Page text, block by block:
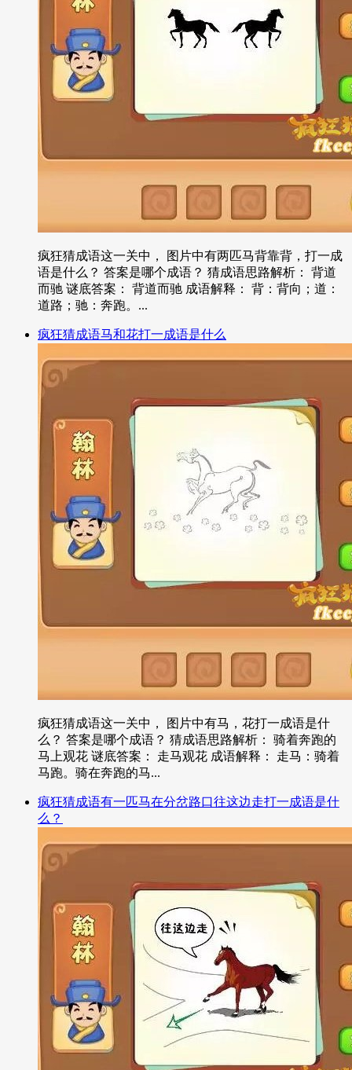
疯狂猜成语这一关中， 图片中有两匹马背靠背，打一成
语是什么？ 答案是哪个成语？ 猜成语思路解析： 背道
而驰 谜底答案： 背道而驰 成语解释： 背：背向；道：
道路；驰：奔跑。...
疯狂猜成语马和花打一成语是什么
疯狂猜成语这一关中， 图片中有马，花打一成语是什
么？ 答案是哪个成语？ 猜成语思路解析： 骑着奔跑的
马上观花 谜底答案： 走马观花 成语解释： 走马：骑着
马跑。骑在奔跑的马...
疯狂猜成语有一匹马在分岔路口往这边走打一成语是什
么？